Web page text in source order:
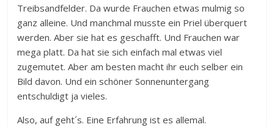
Treibsandfelder. Da wurde Frauchen etwas mulmig so
ganz alleine. Und manchmal musste ein Priel überquert
werden. Aber sie hat es geschafft. Und Frauchen war
mega platt. Da hat sie sich einfach mal etwas viel
zugemutet. Aber am besten macht ihr euch selber ein
Bild davon. Und ein schöner Sonnenuntergang
entschuldigt ja vieles.
Also, auf geht´s. Eine Erfahrung ist es allemal.